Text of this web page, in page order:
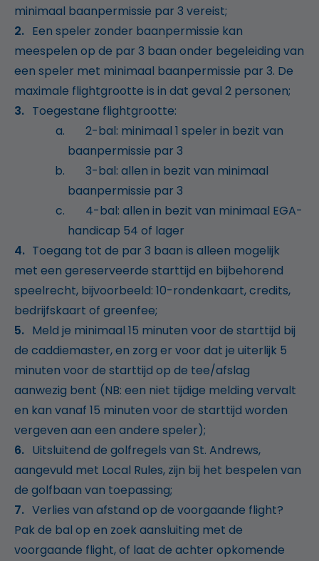
minimaal baanpermissie par 3 vereist;
Een speler zonder baanpermissie kan
meespelen op de par 3 baan onder begeleiding van
een speler met minimaal baanpermissie par 3. De
maximale flightgrootte is in dat geval 2 personen;
Toegestane flightgrootte:
2-bal: minimaal 1 speler in bezit van
baanpermissie par 3
3-bal: allen in bezit van minimaal
baanpermissie par 3
4-bal: allen in bezit van minimaal EGA-
handicap 54 of lager
Toegang tot de par 3 baan is alleen mogelijk
met een gereserveerde starttijd en bijbehorend
speelrecht, bijvoorbeeld: 10-rondenkaart, credits,
bedrijfskaart of greenfee;
Meld je minimaal 15 minuten voor de starttijd bij
de caddiemaster, en zorg er voor dat je uiterlijk 5
minuten voor de starttijd op de tee/afslag
aanwezig bent (NB: een niet tijdige melding vervalt
en kan vanaf 15 minuten voor de starttijd worden
vergeven aan een andere speler);
Uitsluitend de golfregels van St. Andrews,
aangevuld met Local Rules, zijn bij het bespelen van
de golfbaan van toepassing;
Verlies van afstand op de voorgaande flight?
Pak de bal op en zoek aansluiting met de
voorgaande flight, of laat de achter opkomende